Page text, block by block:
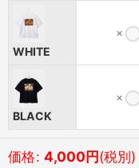
WHITE
×
BLACK
×
価格: 4,000円(税別)